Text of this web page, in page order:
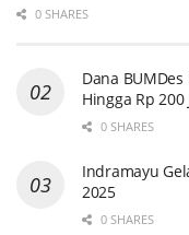
0 SHARES
Dana
Hingga Rp 200
0 SHARES
Indramayu
2025
0 SHARES